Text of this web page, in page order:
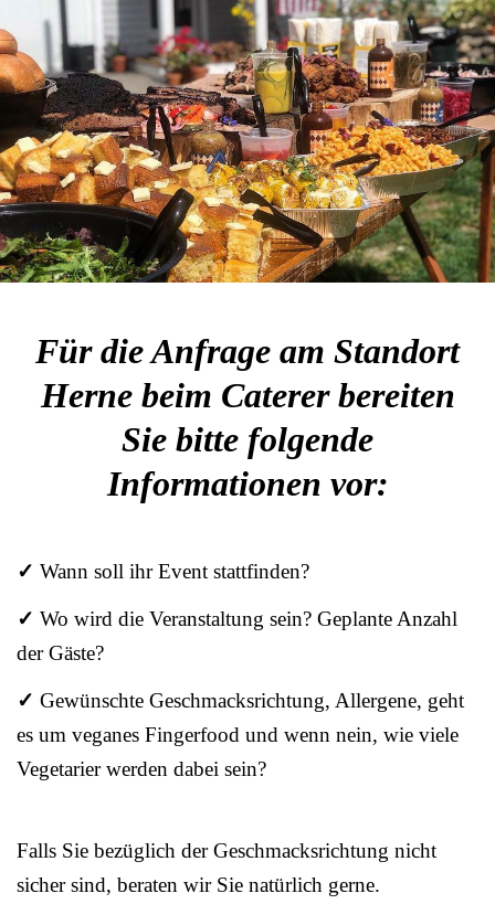
Für die Anfrage am Standort
Herne beim Caterer bereiten
Sie bitte folgende
Informationen vor:
✓ Wann soll ihr Event stattfinden?
✓ Wo wird die Veranstaltung sein? Geplante Anzahl
der Gäste?
✓ Gewünschte Geschmacksrichtung, Allergene, geht
es um veganes Fingerfood und wenn nein, wie viele
Vegetarier werden dabei sein?
Falls Sie bezüglich der Geschmacksrichtung nicht
sicher sind, beraten wir Sie natürlich gerne.